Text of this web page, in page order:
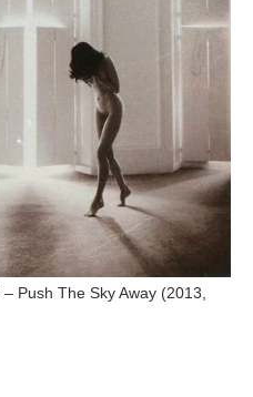
– Push The Sky Away (2013,